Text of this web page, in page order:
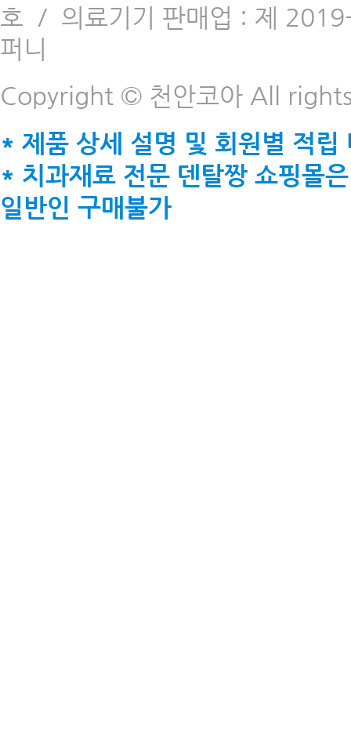
호 / 의료기기 판매업 : 제
퍼니
Copyright © 천안코아 All
* 제품 상세 설명 및 회원별 적
* 치과재료 전문 덴탈짱 쇼핑몰
일반인 구매불가